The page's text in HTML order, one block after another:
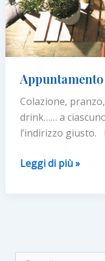
Colazione,
drink…… a
l’indirizzo giusto.
Appuntamento
Leggi di più »